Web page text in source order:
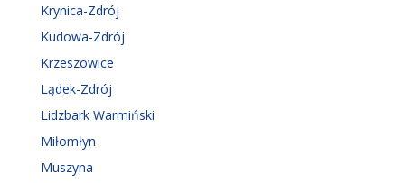
Krynica-Zdrój
Kudowa-Zdrój
Krzeszowice
Lądek-Zdrój
Lidzbark Warmiński
Miłomłyn
Muszyna